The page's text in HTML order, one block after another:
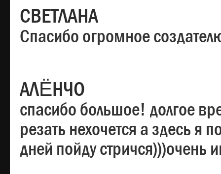
СВЕТЛАНА
Спасибо огромное
АЛЁНЧО
спасибо большое! долгое
резать нехочется а здесь я
дней пойду стричся)))очень